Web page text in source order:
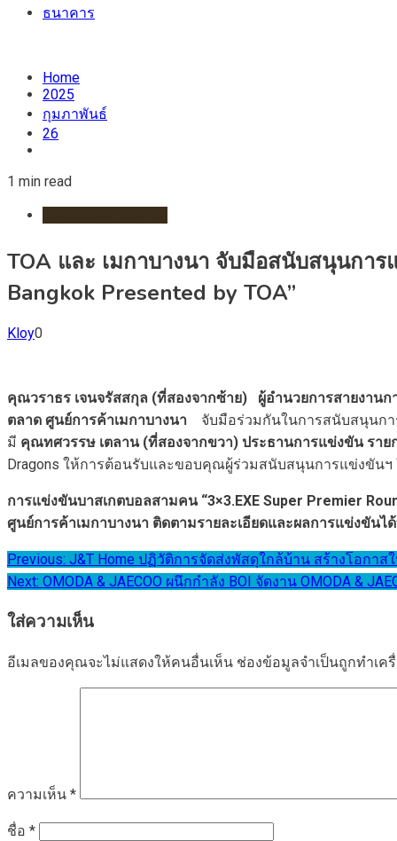
ธนาคาร
Home
2025
กุมภาพันธ์
26
1 min read
TOA และ เมกาบางนา จับมือสนับสนุนกา
Bangkok Presented by TOA”
Kloy0
คุณวราธร เจนจรัสสกุล (ที่สองจากซ้าย) ผู้อำนวยการสายงาน
ตลาด ศูนย์การค้าเมกาบางนา
จับมือร่วมกันในการสนับสนุนก
มี คุณทศวรรษ เตลาน (ที่สองจากขวา) ประธานการแข่งขัน ราย
Dragons ให้การต้อนรับและขอบคุณผู้ร่วมสนับสนุนการแข่งขันฯ
การแข่งขันบาสเกตบอลสามคน “3×3.EXE Super Premier
ศูนย์การค้าเมกาบางนา ติดตามรายละเอียดและผลการแข่งขัน
แนะแนว
เรื่อง
Previous: J&T Home ปฏิวัติการจัดส่งพัสดุใกล้บ้าน สร้างโอกาส
Next: OMODA & JAECOO ผนึกกำลัง BOI จัดงาน OMODA &
ใส่ความเห็น
อีเมลของคุณจะไม่แสดงให้คนอื่นเห็น ช่องข้อมูลจำเป็นถูกทำเค
ความเห็น *
ชื่อ *